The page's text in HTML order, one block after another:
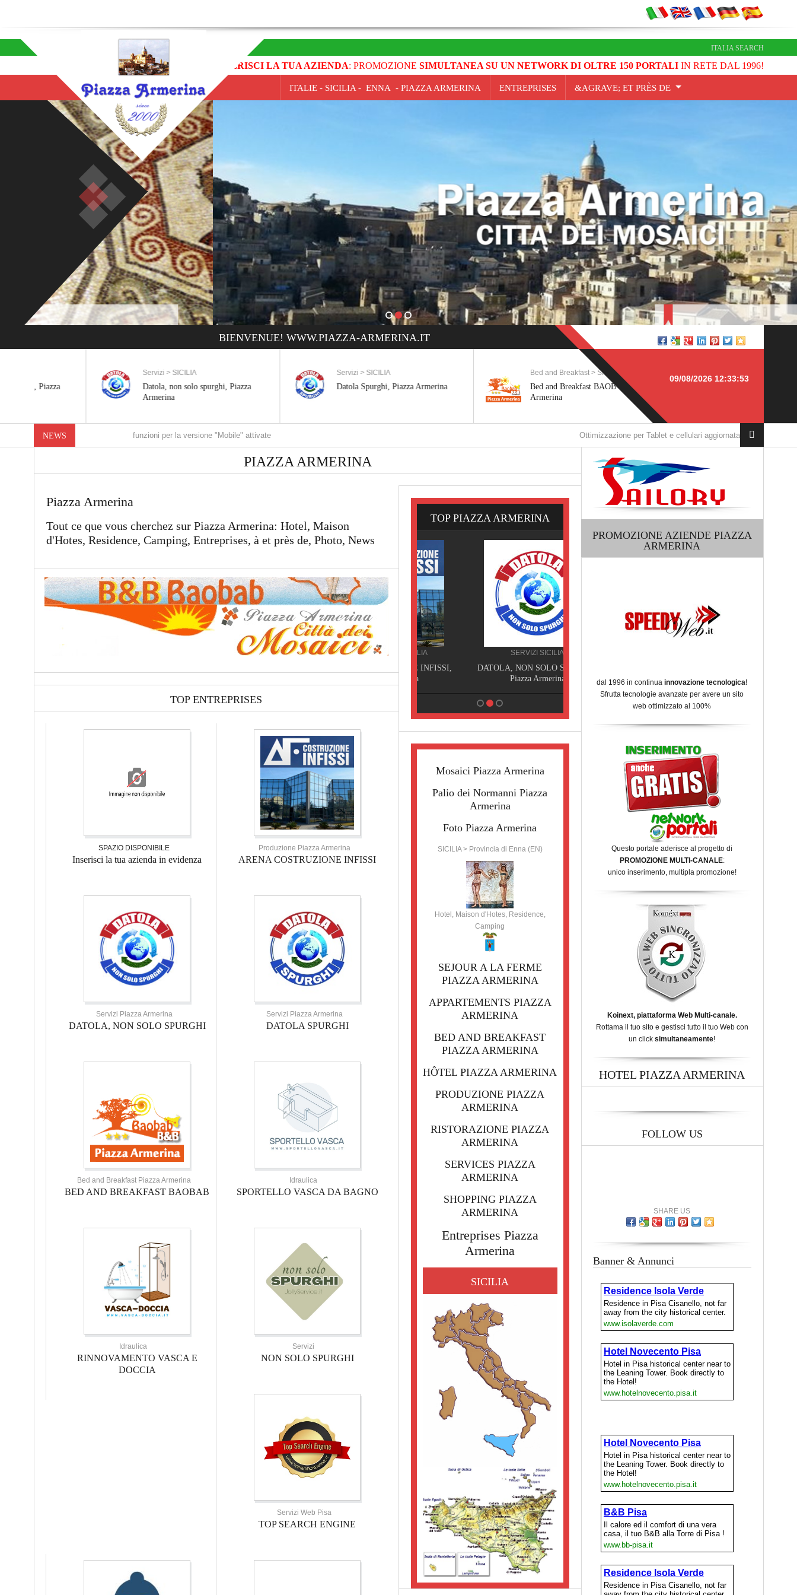
ITALIA SEARCH
INSERISCI LA TUA AZIENDA: PROMOZIONE SIMULTANEA SU UN NETWORK DI OLTRE 150 PORTALIIN RETE DAL 1996!
ITALIE - SICILIA - ENNA - PIAZZA ARMERINA ENTREPRISES &AGRAVE; ET PRÈS DE
BIENVENUE! WWW.PIAZZA-ARMERINA.IT
Servizi > SICILIA
Datola, non solo spurghi, Piazza
Armerina
Servizi > SICILIA
Datola Spurghi, Piazza Armerina
Bed and Breakfast > SICILIA
Bed and Breakfast BAOBAB, Piazza
Armerina
09/08/2026 12:33:53
NEWS
Nuove funzioni per la versione "Mobile" attivate Ottimizzazione per Tablet e cellulari aggiornata
PIAZZA ARMERINA
Piazza Armerina
Tout ce que vous cherchez sur Piazza Armerina: Hotel, Maison
d'Hotes, Residence, Camping, Entreprises, à et près de, Photo, News
TOP ENTREPRISES
SPAZIO DISPONIBILE
Inserisci la tua azienda in evidenza
Produzione Piazza Armerina
ARENA COSTRUZIONE INFISSI
Servizi Piazza Armerina
DATOLA, NON SOLO SPURGHI
Servizi Piazza Armerina
DATOLA SPURGHI
Bed and Breakfast Piazza Armerina
BED AND BREAKFAST BAOBAB
Idraulica
SPORTELLO VASCA DA BAGNO
Idraulica
RINNOVAMENTO VASCA E
DOCCIA
Servizi
NON SOLO SPURGHI
Servizi Web Pisa
TOP SEARCH ENGINE
TOP PIAZZA ARMERINA
PRODUZIONE SICILIA SERVIZI SICILIA
DATOLA, NON SOLO SPURGHI,
Piazza Armerina
Armerina
Mosaici Piazza Armerina
Palio dei Normanni Piazza
Armerina
Foto Piazza Armerina
SICILIA > Provincia di Enna (EN)
Hotel, Maison d'Hotes, Residence,
Camping
SEJOUR A LA FERME
PIAZZA ARMERINA
APPARTEMENTS PIAZZA
ARMERINA
BED AND BREAKFAST
PIAZZA ARMERINA
HÔTEL PIAZZA ARMERINA
PRODUZIONE PIAZZA
ARMERINA
RISTORAZIONE PIAZZA
ARMERINA
SERVICES PIAZZA
ARMERINA
SHOPPING PIAZZA
ARMERINA
Entreprises Piazza
Armerina
SICILIA
PROMOZIONE AZIENDE PIAZZA
ARMERINA
dal 1996 in continua innovazione tecnologica!
Sfrutta tecnologie avanzate per avere un sito
web ottimizzato al 100%
Questo portale aderisce al progetto di
PROMOZIONE MULTI-CANALE:
unico inserimento, multipla promozione!
Koinext, piattaforma Web Multi-canale.
Rottama il tuo sito e gestisci tutto il tuo Web con
un click simultaneamente!
HOTEL PIAZZA ARMERINA
FOLLOW US
SHARE US
Banner & Annunci